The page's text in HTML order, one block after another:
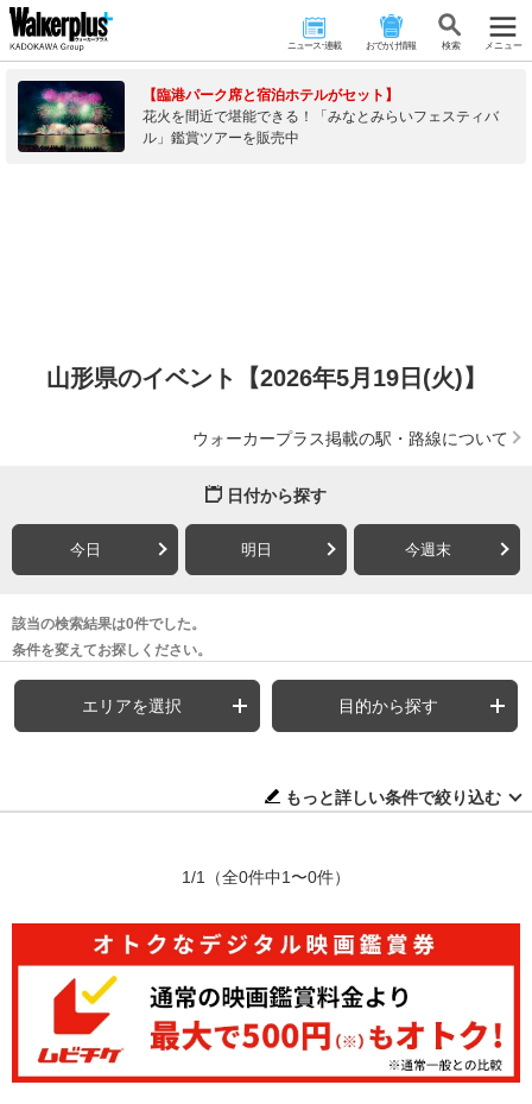
ニュース･連載 おでかけ情報 検 索 メニュー
【臨港パーク席と宿泊ホテルがセット】
花火を間近で堪能できる！「みなとみらいフェスティバ
ル」鑑賞ツアーを販売中
山形県のイベント【2026年5月19日(火)】
ウォーカープラス掲載の駅・路線について
日付から探す
今日 明日 今週末
該当の検索結果は0件でした。
条件を変えてお探しください。
エリアを選択 目的から探す
もっと詳しい条件で絞り込む
1/1 （全0件中1〜0件）